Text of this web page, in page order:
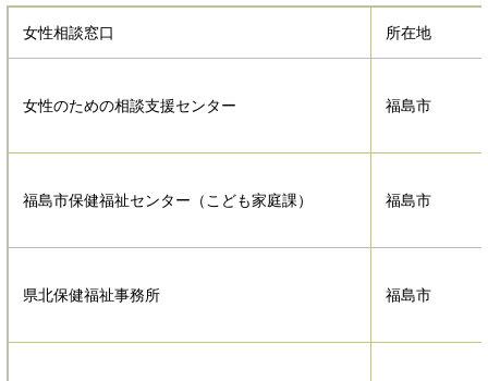
女性相談窓口 所在地
女性のための相談支援センター 福島市
福島市保健福祉センター（こども家庭課） 福島市
県北保健福祉事務所 福島市